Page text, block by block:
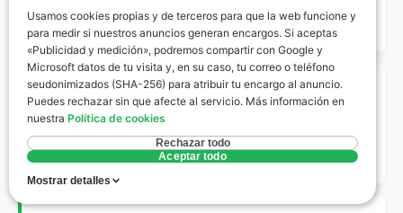
certificaciones energéticas en la comunidad.
Envolvente Térmica
Conjunto de cerramientos (muros, ventanas,
cubiertas) que separan el interior de la vivienda del
ambiente exterior.
Usamos cookies propias y de terceros para que la web funcione y
para medir si nuestros anuncios generan encargos. Si aceptas
«Publicidad y medición», podremos compartir con Google y
Microsoft datos de tu visita y, en su caso, tu correo o teléfono
seudonimizados (SHA-256) para atribuir tu encargo al anuncio.
Puedes rechazar sin que afecte al servicio. Más información en
nuestra Política de cookies
Rechazar todo
Aceptar todo
Mostrar detalles